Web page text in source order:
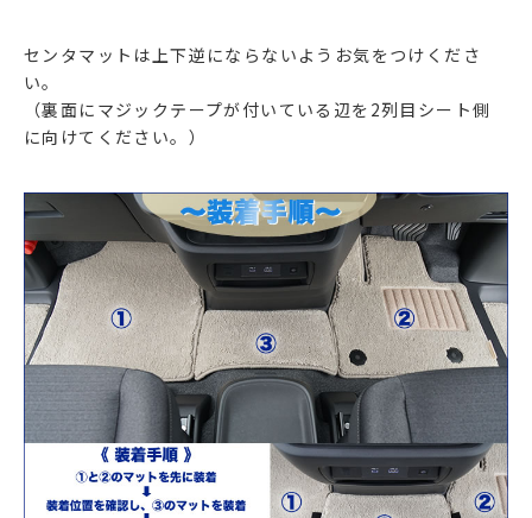
センタマットは上下逆にならないようお気をつけくださ
い。
（裏面にマジックテープが付いている辺を2列目シート側
に向けてください。）